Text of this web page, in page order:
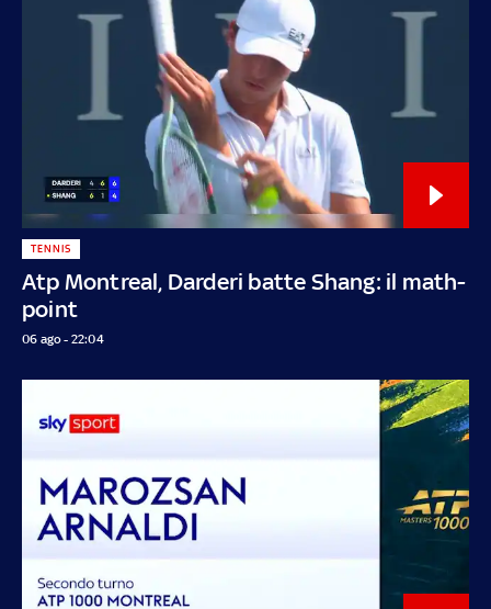
Atp Montreal, Darderi batte Shang: il math-
point
TENNIS
06 ago - 22:04